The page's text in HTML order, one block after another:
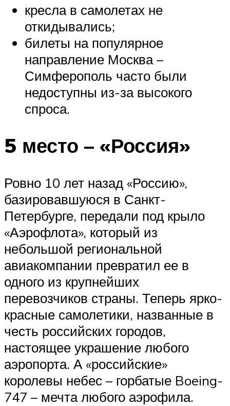
кресла в самолетах не
откидывались;
билеты на популярное
направление Москва –
Симферополь часто были
недоступны из-за высокого
спроса.
5 место – «Россия»
Ровно 10 лет назад «Россию»,
базировавшуюся в Санкт-
Петербурге, передали под крыло
«Аэрофлота», который из
небольшой региональной
авиакомпании превратил ее в
одного из крупнейших
перевозчиков страны. Теперь ярко-
красные самолетики, названные в
честь российских городов,
настоящее украшение любого
аэропорта. А «российские»
королевы небес – горбатые Boeing-
747 – мечта любого аэрофила.